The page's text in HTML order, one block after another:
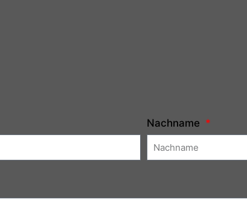
Nachname